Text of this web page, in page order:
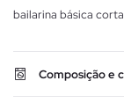
bailarina básica
Composição e